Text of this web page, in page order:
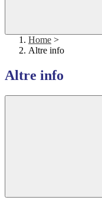
Home >
Altre info
Altre info